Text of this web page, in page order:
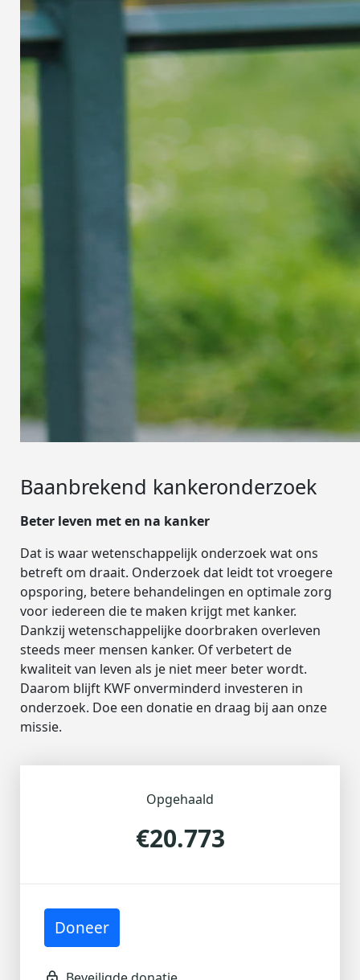
Baanbrekend kankeronderzoek
Beter leven met en na kanker
Dat is waar wetenschappelijk onderzoek wat ons
betreft om draait. Onderzoek dat leidt tot vroegere
opsporing, betere behandelingen en optimale zorg
voor iedereen die te maken krijgt met kanker.
Dankzij wetenschappelijke doorbraken overleven
steeds meer mensen kanker. Of verbetert de
kwaliteit van leven als je niet meer beter wordt.
Daarom blijft KWF onverminderd investeren in
onderzoek. Doe een donatie en draag bij aan onze
missie.
Opgehaald
€20.773
Doneer
Ik doe een anonieme donatie